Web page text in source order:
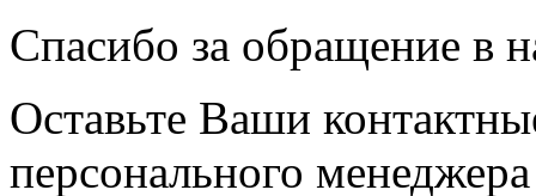
Спасибо за обращение в
Оставьте Ваши
персонального